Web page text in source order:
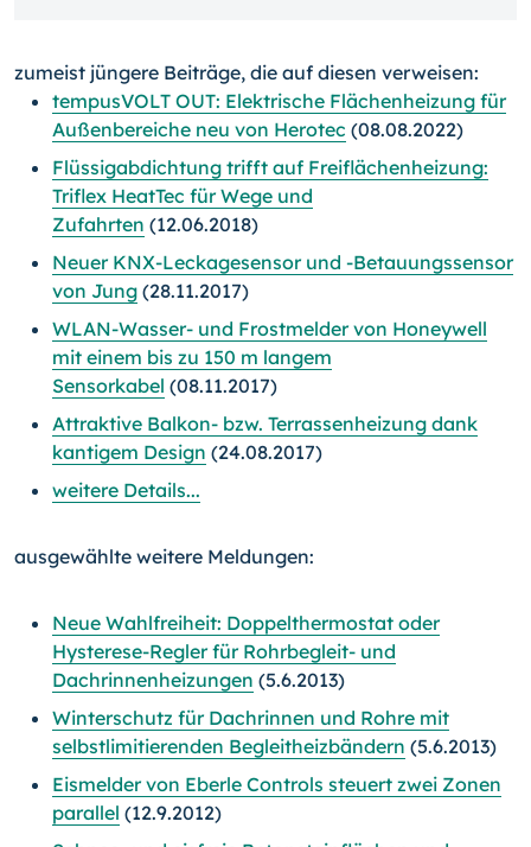
zumeist jüngere Beiträge, die auf diesen verweisen:
tempusVOLT OUT: Elektrische Flächenheizung für
Außenbereiche neu von Herotec (08.08.2022)
Flüssigabdichtung trifft auf Freiflächenheizung:
Triflex HeatTec für Wege und
Zufahrten (12.06.2018)
Neuer KNX-Leckagesensor und -Betauungssensor
von Jung (28.11.2017)
WLAN-Wasser- und Frostmelder von Honeywell
mit einem bis zu 150 m langem
Sensorkabel (08.11.2017)
Attraktive Balkon- bzw. Terrassenheizung dank
kantigem Design (24.08.2017)
weitere Details...
ausgewählte weitere Meldungen:
Neue Wahlfreiheit: Doppelthermostat oder
Hysterese-Regler für Rohrbegleit- und
Dachrinnenheizungen (5.6.2013)
Winterschutz für Dachrinnen und Rohre mit
selbstlimitierenden Begleitheizbändern (5.6.2013)
Eismelder von Eberle Controls steuert zwei Zonen
parallel (12.9.2012)